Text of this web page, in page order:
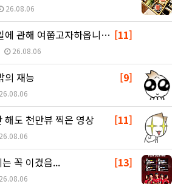
26.08.06
[11]
관해 여쭙고자하옵니다?
26.08.06
[9]
의 재능
[11]
해도 천만뷰 찍은 영상
[13]
꼭 이겼음...